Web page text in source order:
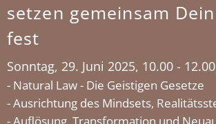
setzen gemeinsam
fest
Sonntag, 29. Juni 2025, 10.00 -
- Natural Law - Die Geistigen Gesetze
- Ausrichtung des Mindsets,